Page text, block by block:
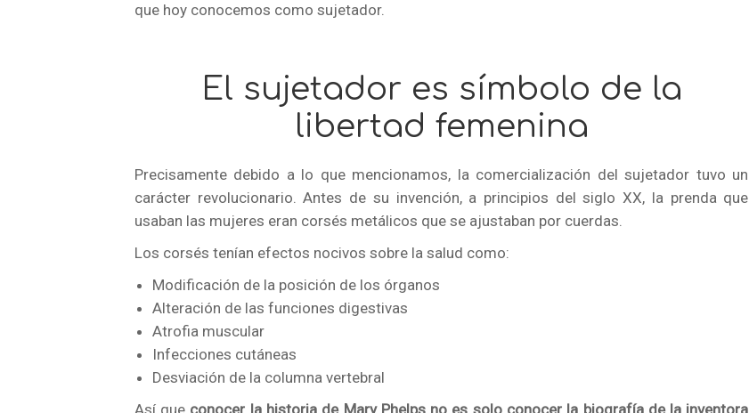
que hoy conocemos como sujetador.
El sujetador es símbolo de la
libertad femenina
Precisamente debido a lo que mencionamos, la comercialización del sujetador tuvo un
carácter revolucionario. Antes de su invención, a principios del siglo XX, la prenda que
usaban las mujeres eran corsés metálicos que se ajustaban por cuerdas.
Los corsés tenían efectos nocivos sobre la salud como:
Modificación de la posición de los órganos
Alteración de las funciones digestivas
Atrofia muscular
Infecciones cutáneas
Desviación de la columna vertebral
Así que conocer la historia de Mary Phelps no es solo conocer la biografía de la inventora